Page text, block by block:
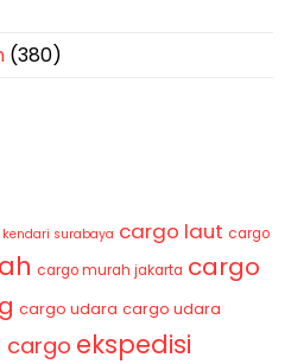
(380)
surabaya cargo laut cargo
cargo murah jakarta cargo
cargo udara cargo udara
cargo ekspedisi